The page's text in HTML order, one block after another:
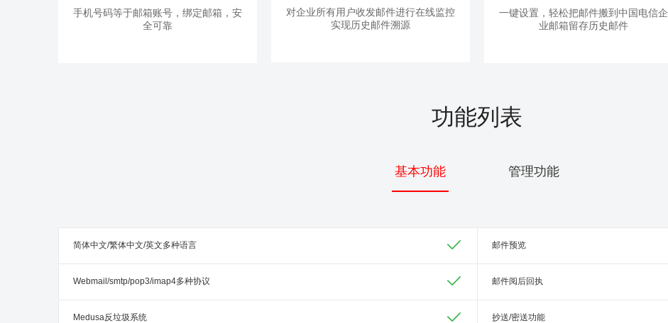
手机号码等于邮箱账号，绑定邮箱，安
全可靠
对企业所有用户收发邮件进行在线监控
实现历史邮件溯源
一键设置，轻松把邮件搬到中国电信企
业邮箱留存历史邮件
功能列表
基本功能 管理功能
简体中文/繁体中文/英文多种语言 邮件预览
Webmail/smtp/pop3/imap4多种协议 邮件阅后回执
Medusa反垃圾系统 抄送/密送功能